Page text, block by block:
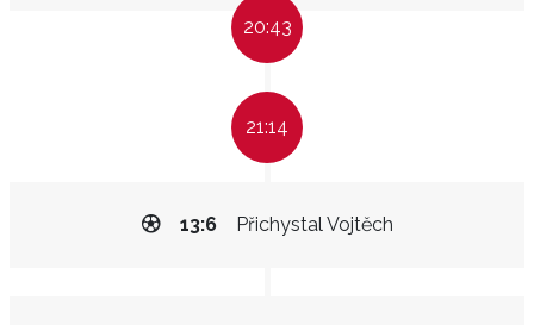
20:43
21:14
Přichystal Vojtěch
13:6